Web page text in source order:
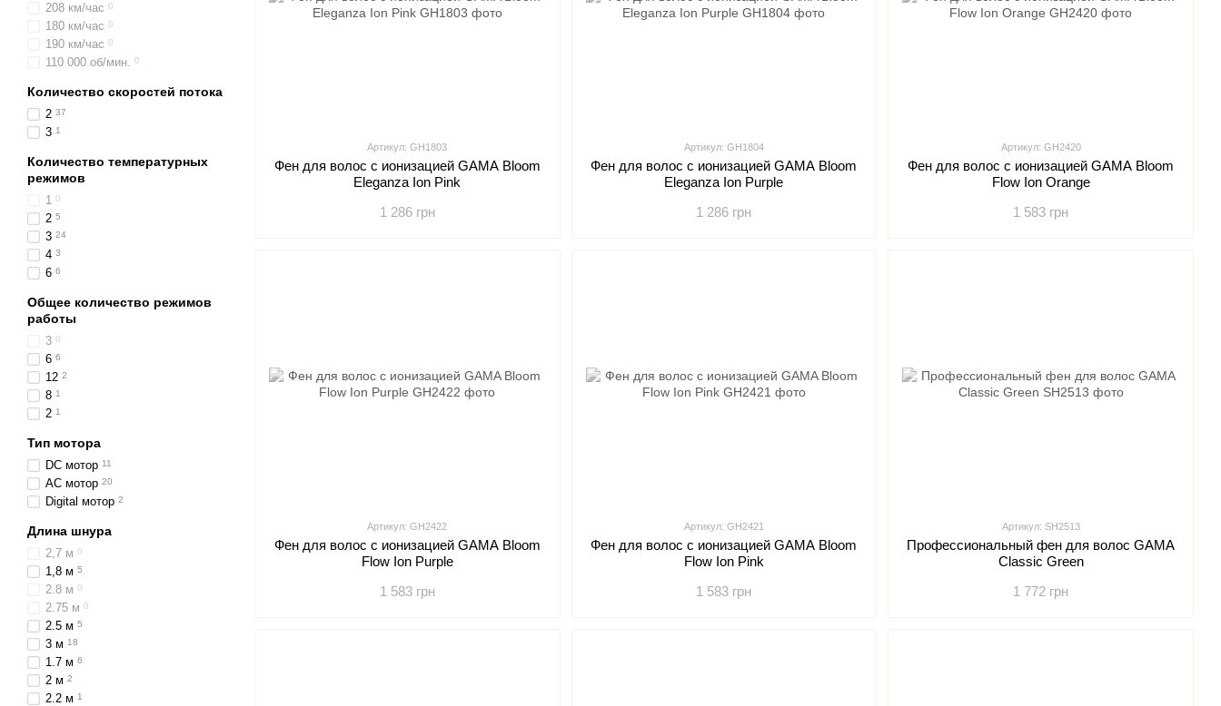
Артикул: GH1803
Фен для волос с ионизацией GAMA Bloom
Eleganza Ion Pink
1 286 грн
Артикул: GH1804
Фен для волос с ионизацией GAMA Bloom
Eleganza Ion Purple
1 286 грн
Артикул: GH2420
Фен для волос с ионизацией GAMA Bloom
Flow Ion Orange
1 583 грн
Артикул: GH2422
Фен для волос с ионизацией GAMA Bloom
Flow Ion Purple
1 583 грн
Артикул: GH2421
Фен для волос с ионизацией GAMA Bloom
Flow Ion Pink
1 583 грн
Артикул: SH2513
Профессиональный фен для волос GAMA
Classic Green
1 772 грн
208 км/час 0
180 км/час 0
190 км/час 0
110 000 об/мин. 0
Количество скоростей потока
2 37
3 1
Количество температурных
режимов
1 0
2 5
3 24
4 3
6 6
Общее количество режимов
работы
3 0
6 6
12 2
8 1
2 1
Тип мотора
DC мотор 11
АС мотор 20
Digital мотор 2
Длина шнура
2,7 м 0
1,8 м 5
2.8 м 0
2.75 м 0
2.5 м 5
3 м 18
1.7 м 6
2 м 2
2.2 м 1